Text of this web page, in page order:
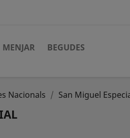
MENJAR BEGUDES
Nacionals San Miguel